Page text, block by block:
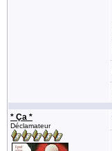
* Ça *
Déclamateur